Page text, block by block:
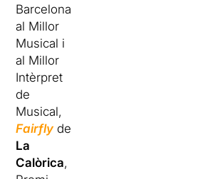
Barcelona
al Millor
Musical i
al Millor
Intèrpret
de
Musical,
Fairfly de
La
Calòrica,